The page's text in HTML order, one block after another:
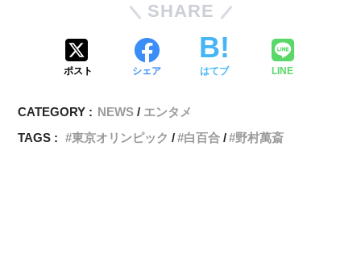
SHARE
ポスト シェア はてブ LINE
CATEGORY : NEWS
エンタメ
TAGS :
東京オリンピック 白百合 野村萬斎